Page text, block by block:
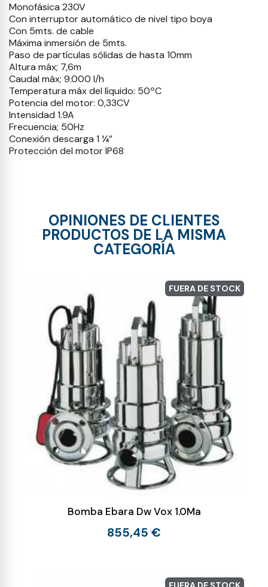
Monofásica 230V
Con interruptor automático de nivel tipo boya
Con 5mts. de cable
Máxima inmersión de 5mts.
Paso de partículas sólidas de hasta 10mm
Altura máx; 7,6m
Caudal máx; 9.000 l/h
Temperatura máx del líquido: 50ºC
Potencia del motor: 0,33CV
Intensidad 1.9A
Frecuencia; 50Hz
Conexión descarga 1 ¼”
Protección del motor IP68
OPINIONES DE CLIENTES
PRODUCTOS DE LA MISMA
CATEGORÍA
FUERA DE STOCK
Bomba Ebara Dw Vox 1.0Ma
855,45 €